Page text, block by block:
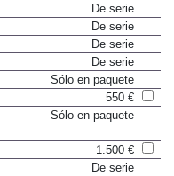
De serie
De serie
De serie
De serie
Sólo en paquete
550 €
Sólo en paquete
1.500 €
De serie